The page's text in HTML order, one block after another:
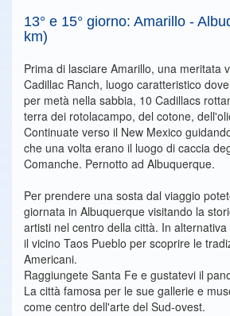
13° e 15° giorno: Amarillo -
km)
Prima di lasciare Amarillo, una meritata
Cadillac Ranch, luogo caratteristico
per metà nella sabbia, 10 Cadillacs
terra dei rotolacampo, del cotone,
Continuate verso il New Mexico
che una volta erano il luogo di caccia
Comanche. Pernotto ad Albuquerque.
Per prendere una sosta dal viaggio
giornata in Albuquerque visitando la
artisti nel centro della città. In
il vicino Taos Pueblo per scoprire le
Americani.
Raggiungete Santa Fe e gustatevi il
La città famosa per le sue gallerie e
come centro dell'arte del Sud-ovest.